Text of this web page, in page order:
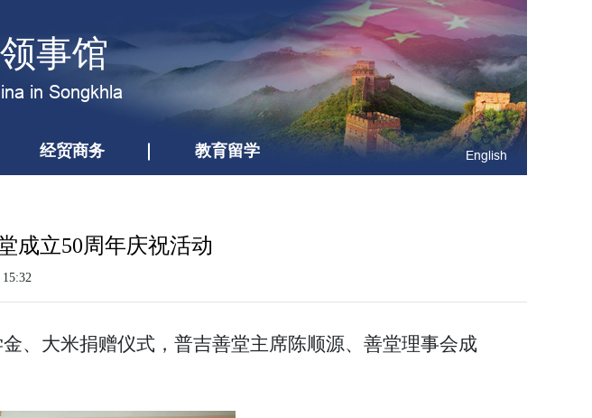
事馆
in Songkhla
经贸商务 教育留学 English
成立50周年庆祝活动
、大米捐赠仪式，普吉善堂主席陈顺源、善堂理事会成